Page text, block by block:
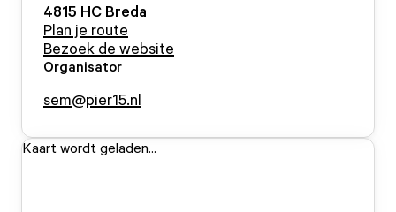
4815 HC Breda
Plan je route
Bezoek de website
Organisator
sem@pier15.nl
Kaart wordt geladen...